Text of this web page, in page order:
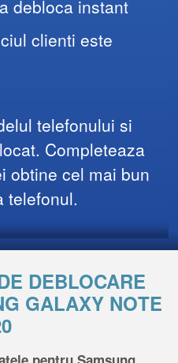
debloca instant
clienti este
telefonului si
Completeaza
obtine cel mai bun
telefonul.
DEBLOCARE
GALAXY NOTE